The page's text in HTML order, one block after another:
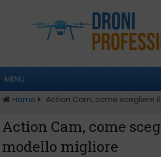
MENU
Home
Action Cam, come scegliere
Action Cam, come
modello migliore